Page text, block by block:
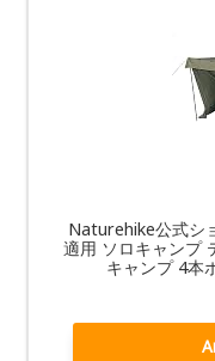
Naturehike公式シ
適用 ソロキャンプ
キャンプ 4本